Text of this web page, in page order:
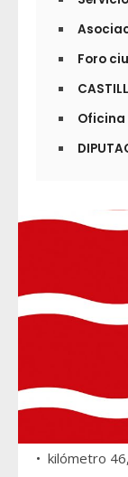
Foro
Oficina
• kilómetro